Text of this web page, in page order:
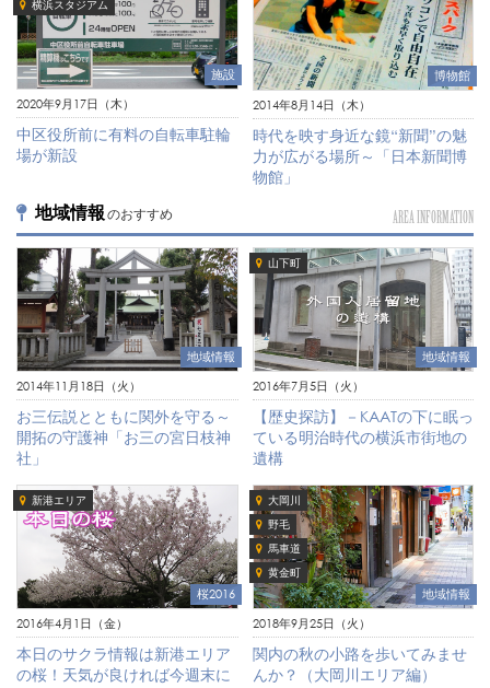
横浜スタジアム
施設
2020年9月17日（木）
中区役所前に有料の自転車駐輪
場が新設
博物館
2014年8月14日（木）
時代を映す身近な鏡“新聞”の魅
力が広がる場所～「日本新聞博
物館」
地域情報 のおすすめ AREA INFORMATION
地域情報
2014年11月18日（火）
お三伝説とともに関外を守る～
開拓の守護神「お三の宮日枝神
社」
山下町
地域情報
2016年7月5日（火）
【歴史探訪】－KAATの下に眠っ
ている明治時代の横浜市街地の
遺構
新港エリア
桜2016
2016年4月1日（金）
本日のサクラ情報は新港エリア
の桜！天気が良ければ今週末に
大岡川
野毛
馬車道
黄金町
地域情報
2018年9月25日（火）
関内の秋の小路を歩いてみませ
んか？（大岡川エリア編）